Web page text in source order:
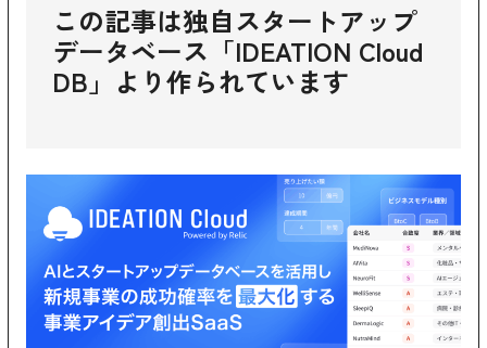
この記事は独自スタートアップ
データベース「IDEATION Cloud
DB」より作られています